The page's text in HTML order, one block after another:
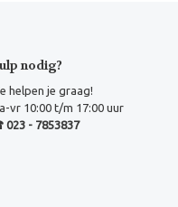
nodig?
helpen je graag!
vr 10:00 t/m 17:00 uur
- 7853837